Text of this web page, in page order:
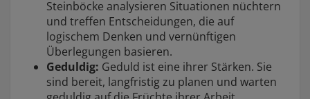
Steinböcke analysieren Situationen nüchtern
und treffen Entscheidungen, die auf
logischem Denken und vernünftigen
Überlegungen basieren.
Geduldig: Geduld ist eine ihrer Stärken. Sie
sind bereit, langfristig zu planen und warten